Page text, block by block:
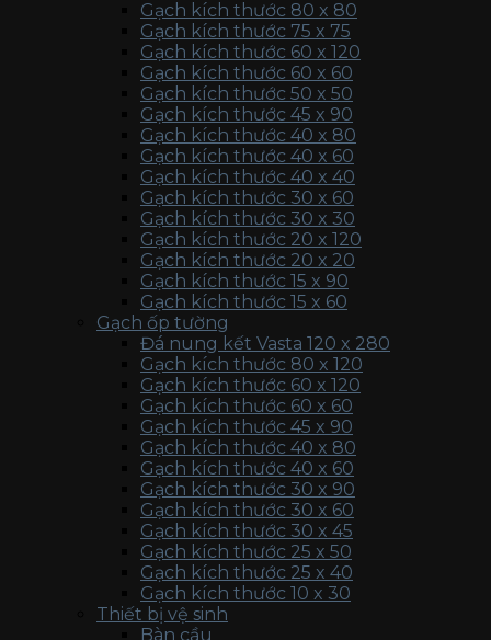
Gạch kích thước 80 x 80
Gạch kích thước 75 x 75
Gạch kích thước 60 x 120
Gạch kích thước 60 x 60
Gạch kích thước 50 x 50
Gạch kích thước 45 x 90
Gạch kích thước 40 x 80
Gạch kích thước 40 x 60
Gạch kích thước 40 x 40
Gạch kích thước 30 x 60
Gạch kích thước 30 x 30
Gạch kích thước 20 x 120
Gạch kích thước 20 x 20
Gạch kích thước 15 x 90
Gạch kích thước 15 x 60
Gạch ốp tường
Đá nung kết Vasta 120 x 280
Gạch kích thước 80 x 120
Gạch kích thước 60 x 120
Gạch kích thước 60 x 60
Gạch kích thước 45 x 90
Gạch kích thước 40 x 80
Gạch kích thước 40 x 60
Gạch kích thước 30 x 90
Gạch kích thước 30 x 60
Gạch kích thước 30 x 45
Gạch kích thước 25 x 50
Gạch kích thước 25 x 40
Gạch kích thước 10 x 30
Thiết bị vệ sinh
Bàn cầu